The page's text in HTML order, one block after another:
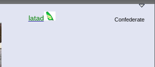
latad Confederate